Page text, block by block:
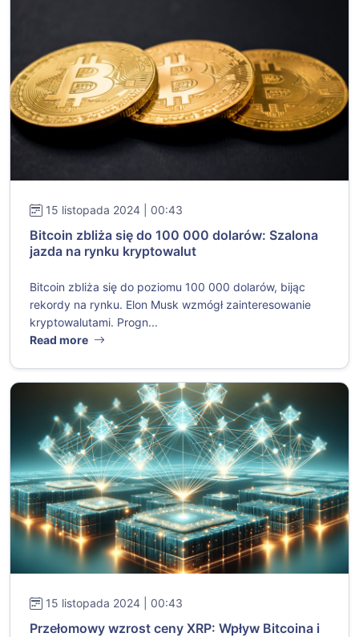
15 listopada 2024 | 00:43
Bitcoin zbliża się do 100 000 dolarów: Szalona
jazda na rynku kryptowalut
Bitcoin zbliża się do poziomu 100 000 dolarów, bijąc
rekordy na rynku. Elon Musk wzmógł zainteresowanie
kryptowalutami. Progn...
Read more
15 listopada 2024 | 00:43
Przełomowy wzrost ceny XRP: Wpływ Bitcoina i